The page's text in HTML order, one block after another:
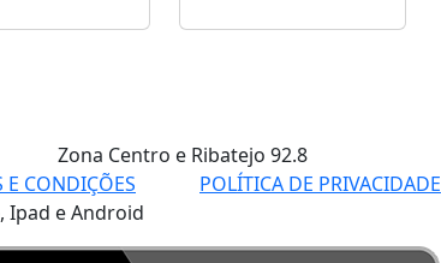
Zona Centro e Ribatejo 92.8
E CONDIÇÕES POLÍTICA DE PRIVACIDADE
Ipad e Android